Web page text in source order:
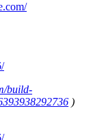
build-
)